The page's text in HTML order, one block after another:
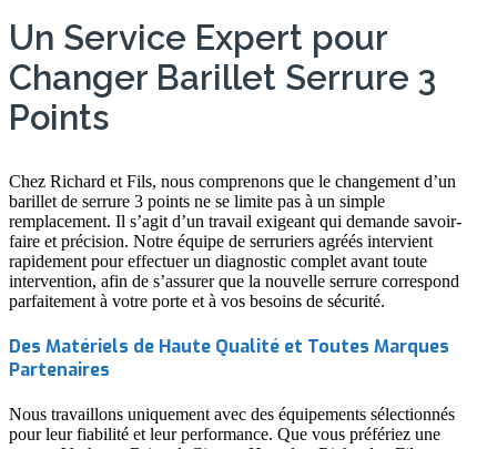
Un Service Expert pour
Changer Barillet Serrure 3
Points
Chez Richard et Fils, nous comprenons que le changement d’un
barillet de serrure 3 points ne se limite pas à un simple
remplacement. Il s’agit d’un travail exigeant qui demande savoir-
faire et précision. Notre équipe de serruriers agréés intervient
rapidement pour effectuer un diagnostic complet avant toute
intervention, afin de s’assurer que la nouvelle serrure correspond
parfaitement à votre porte et à vos besoins de sécurité.
Des Matériels de Haute Qualité et Toutes Marques
Partenaires
Nous travaillons uniquement avec des équipements sélectionnés
pour leur fiabilité et leur performance. Que vous préfériez une